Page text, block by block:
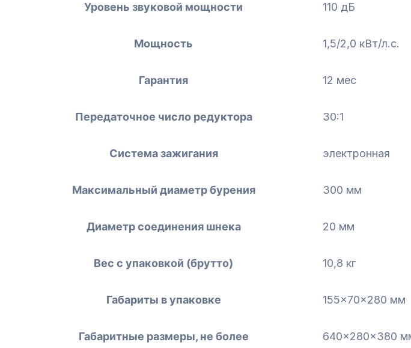
Уровень звуковой мощности 110 дБ
Мощность 1,5/2,0 кВт/л.с.
Гарантия 12 мес
Передаточное число редуктора 30:1
Система зажигания электронная
Максимальный диаметр бурения 300 мм
Диаметр соединения шнека 20 мм
Вес с упаковкой (брутто) 10,8 кг
Габариты в упаковке 155x70x280 мм
Габаритные размеры, не более 640x280x380